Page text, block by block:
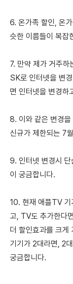
6. 온가족 할인, 온
슷한 이름들이 복잡
7. 만약 제가 거주
SK로 인터넷을 변
면 인터넷을 변경하
8. 이와 같은 변경
신규가 제한되는 7
9. 인터넷 변경시 단
이 궁금합니다.
10. 현재 애플TV 기
고, TV도 추가한다
더 할인효과를 크게
기기가 2대라면, 2
궁금합니다.